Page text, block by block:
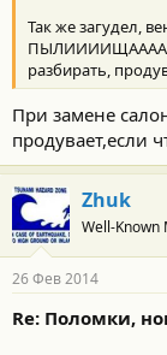
Так же загудел,
ПЫЛИИИИЩАААА и
разбирать,
При замене
продувает,если
Zhuk
Well-Known
26 Фев 2014
Re: Поломки,